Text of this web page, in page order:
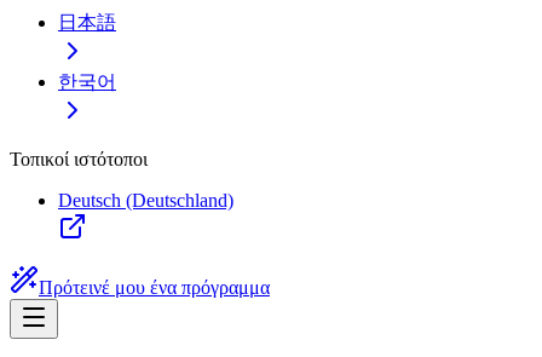
日本語
한국어
Τοπικοί ιστότοποι
Deutsch (Deutschland)
Πρότεινέ μου ένα πρόγραμμα